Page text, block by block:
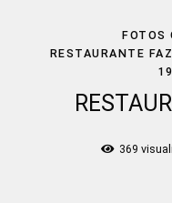
FOTOS
RESTAURANTE
369